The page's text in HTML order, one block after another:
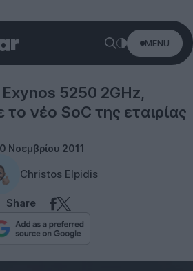
MENU
5250 2GHz,
νέο SoC της εταιρίας
Νοεμβρίου 2011
Christos Elpidis
Share